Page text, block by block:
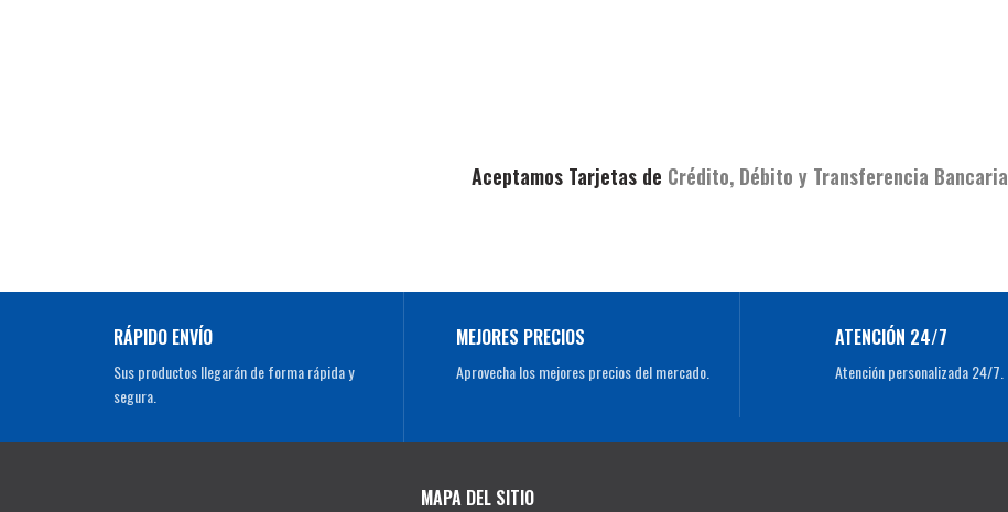
Aceptamos Tarjetas de Crédito, Débito y Transferencia Bancaria
RÁPIDO ENVÍO
Sus productos llegarán de forma rápida y
segura.
MEJORES PRECIOS
Aprovecha los mejores precios del mercado.
ATENCIÓN 24/7
Atención personalizada 24/7.
MAPA DEL SITIO